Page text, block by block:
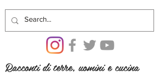
Racconti di terre, uomini e cucina